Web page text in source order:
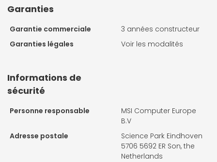
Garanties
Garantie commerciale
3 années constructeur
Garanties légales
Voir les modalités
Informations de
sécurité
Personne responsable
MSI Computer Europe
B.V
Adresse postale
Science Park Eindhoven
5706 5692 ER Son, the
Netherlands